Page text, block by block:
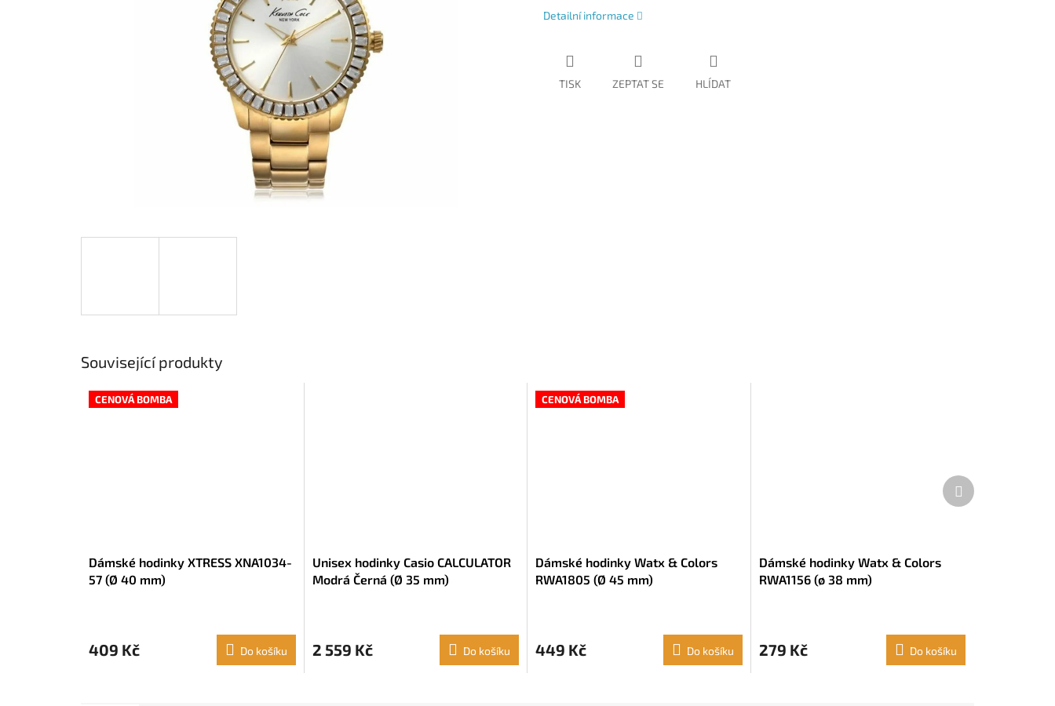
Detailní informace
TISK ZEPTAT SE HLÍDAT
Související produkty
CENOVÁ BOMBA
Dámské hodinky XTRESS XNA1034-
57 (Ø 40 mm)
409 Kč Do košíku
Unisex hodinky Casio CALCULATOR
Modrá Černá (Ø 35 mm)
2 559 Kč Do košíku
CENOVÁ BOMBA
Dámské hodinky Watx & Colors
RWA1805 (Ø 45 mm)
449 Kč Do košíku
Dámské hodinky Watx & Colors
RWA1156 (ø 38 mm)
279 Kč Do košíku
Další
produkt